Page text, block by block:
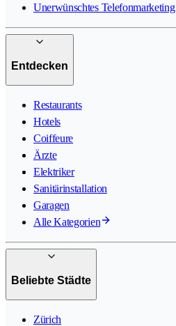
Unerwünschtes Telefonmarketing
Entdecken
Restaurants
Hotels
Coiffeure
Ärzte
Elektriker
Sanitärinstallation
Garagen
Alle Kategorien
Beliebte Städte
Zürich